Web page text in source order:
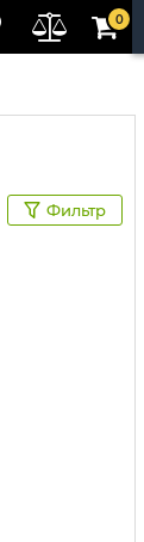
0
Фильтр